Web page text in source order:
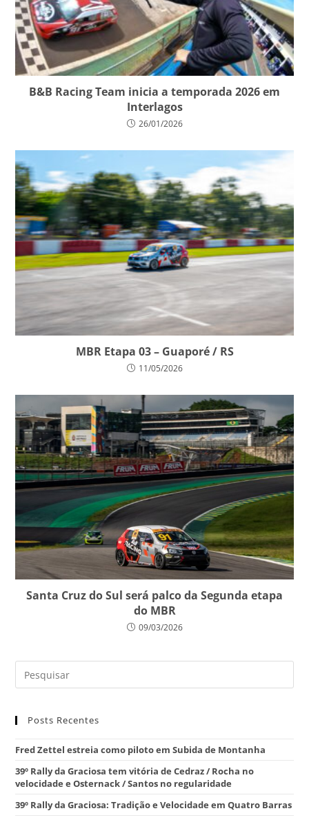
B&B Racing Team inicia a temporada 2026 em
Interlagos
26/01/2026
MBR Etapa 03 – Guaporé / RS
11/05/2026
Santa Cruz do Sul será palco da Segunda etapa
do MBR
09/03/2026
Posts Recentes
Fred Zettel estreia como piloto em Subida de Montanha
39º Rally da Graciosa tem vitória de Cedraz / Rocha no
velocidade e Osternack / Santos no regularidade
39º Rally da Graciosa: Tradição e Velocidade em Quatro Barras